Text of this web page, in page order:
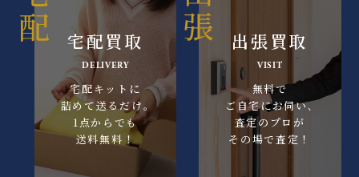
宅配買取
DELIVERY
宅配キットに
詰めて送るだけ｡
1点からでも
送料無料！
出張買取
VISIT
無料で
ご自宅にお伺い､
査定のプロが
その場で査定！